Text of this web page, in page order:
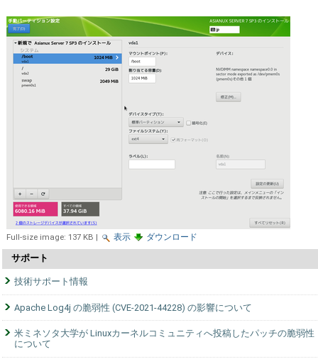
Full-size image: 137 KB | 表示 ダウンロード
サポート
技術サポート情報
Apache Log4j の脆弱性 (CVE-2021-44228) の影響について
米ミネソタ大学が Linuxカーネルコミュニティへ投稿したパッチの脆弱性
について